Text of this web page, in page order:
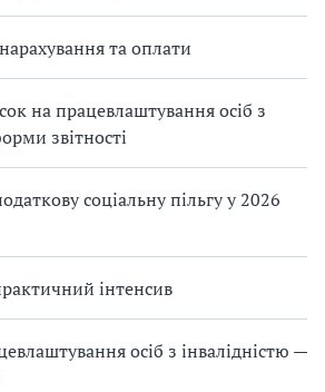
та оплати
на працевлаштування осіб з
звітності
соціальну пільгу у 2026
інтенсив
осіб з інвалідністю —